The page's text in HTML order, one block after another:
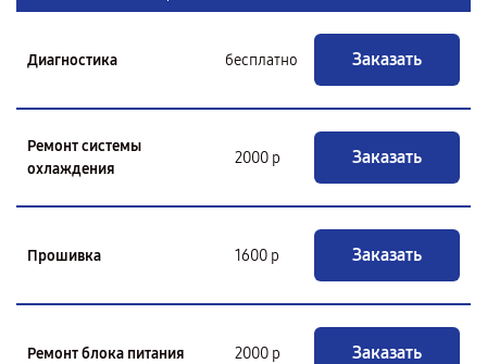
Диагностика бесплатно Заказать
Ремонт системы
охлаждения
2000 р Заказать
Прошивка 1600 р Заказать
Ремонт блока питания 2000 р Заказать